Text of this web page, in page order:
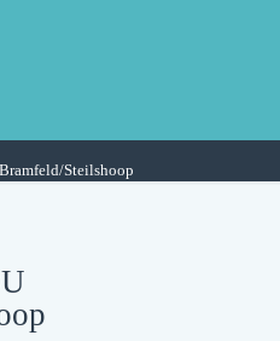
Steilshoop